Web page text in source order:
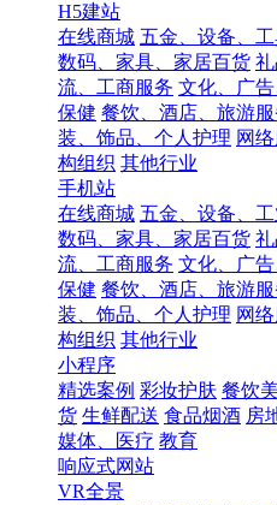
H5建站
在线商城 五金、设备、
数码、家具、家居百货
流、工商服务 文化、广
保健 餐饮、酒店、旅游服
装、饰品、个人护理 网
构组织 其他行业
手机站
在线商城 五金、设备、
数码、家具、家居百货
流、工商服务 文化、广
保健 餐饮、酒店、旅游服
装、饰品、个人护理 网
构组织 其他行业
小程序
精选案例 彩妆护肤 餐饮
货 生鲜配送 食品烟酒 房
媒体、医疗 教育
响应式网站
VR全景